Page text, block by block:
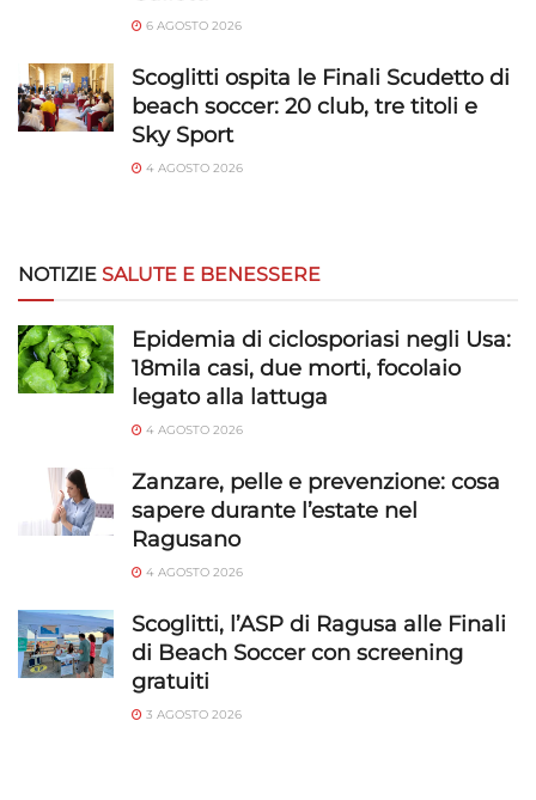
6 AGOSTO 2026
Scoglitti ospita le Finali Scudetto di
beach soccer: 20 club, tre titoli e
Sky Sport
4 AGOSTO 2026
NOTIZIE SALUTE E BENESSERE
Epidemia di ciclosporiasi negli Usa:
18mila casi, due morti, focolaio
legato alla lattuga
4 AGOSTO 2026
Zanzare, pelle e prevenzione: cosa
sapere durante l’estate nel
Ragusano
4 AGOSTO 2026
Scoglitti, l’ASP di Ragusa alle Finali
di Beach Soccer con screening
gratuiti
3 AGOSTO 2026